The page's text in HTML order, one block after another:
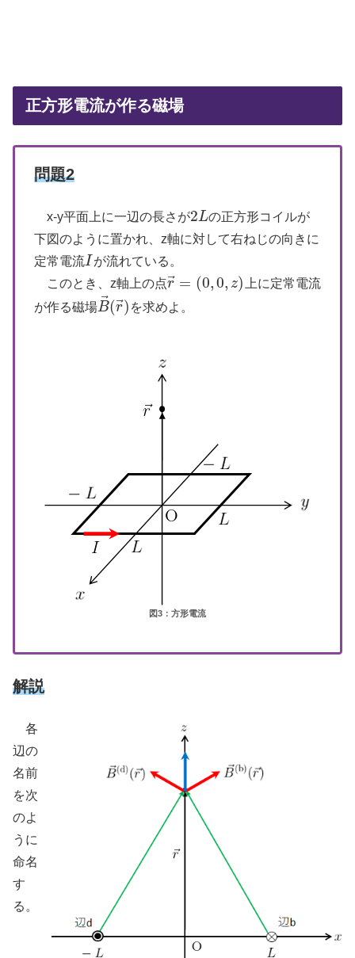
正方形電流が作る磁場
問題2
x-y平面上に一辺の長さが2L
2L の正方形コイルが
下図のように置かれ、z軸に対して右ねじの向きに
定常電流I
I が流れている。
このとき、z軸上の点r = (0,0, z)
r→= 0,0, z)
上に定常電流
が作る磁場B⃗(r⃗
)
B→( r→)
を求めよ。
図3：方形電流
解説
各
辺の
名前
を次
のよ
うに
命名
す
る。